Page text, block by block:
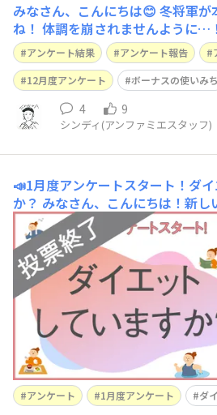
みなさん、こんにちは😊 冬将軍
ね！ 体調を崩されませんように…！ さて、先月（12月
に冬のボーナスの使いみちアンケ
た💰 結果は、、、 1位 しっかり貯金！ 2位 思う存分お
買い物！ 3位 美容医療！ という結果になりました！ や
はり1位は手堅いで
アンケート結果 アンケート報告
12月度アンケート
ボーナスの使いみち
4 9
シンディ(アンファミエスタッフ)
📣1月度アンケートスタート！ダ
か？ みなさん、こんにちは！新し
新たに過ごしていらっしゃる方も
かし！年末からのご馳走オンパレ
いませんか？気持ちは軽く新しい
なくとも私は重いです…😭）とい
していますか！？というアンケー
アンケート 1月度アンケート ダ